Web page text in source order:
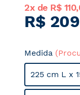
2x de R$
R$
Medida
225 cm L x